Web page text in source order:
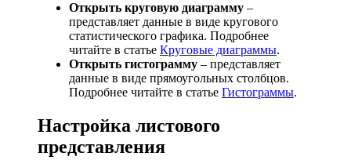
Открыть круговую диаграмму –
представляет данные в виде кругового
статистического графика. Подробнее
читайте в статье Круговые диаграммы.
Открыть гистограмму – представляет
данные в виде прямоугольных столбцов.
Подробнее читайте в статье Гистограммы.
Настройка листового
представления